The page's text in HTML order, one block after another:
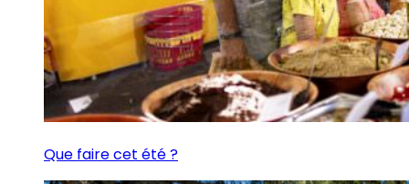
Que faire cet été ?